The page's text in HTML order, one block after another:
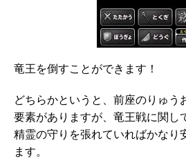
竜王を倒すことができます！
どちらかというと、前座のりゅう
要素がありますが、竜王戦に関し
精霊の守りを張れていればかなり
ます。